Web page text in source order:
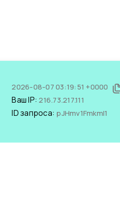
2026-08-07 03:19:51 +0000
Ваш IP:216.73.217.111
ID запроса: pJHmv1FmkmI1